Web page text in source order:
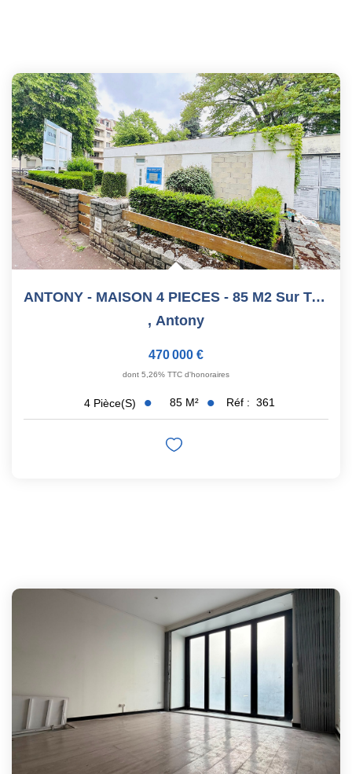
ANTONY - MAISON 4 PIECES - 85 M2 Sur Terrain De 210 M2
, Antony
470 000 €
dont 5,26% TTC d'honoraires
4 Pièce(s) 85 M² Réf : 361